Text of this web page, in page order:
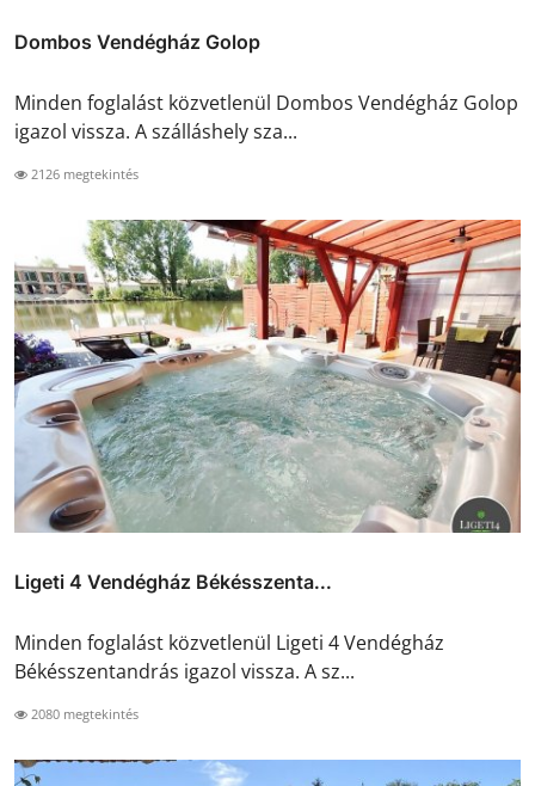
Dombos Vendégház Golop
Minden foglalást közvetlenül Dombos Vendégház Golop
igazol vissza. A szálláshely sza...
2126 megtekintés
Ligeti 4 Vendégház Békésszenta...
Minden foglalást közvetlenül Ligeti 4 Vendégház
Békésszentandrás igazol vissza. A sz...
2080 megtekintés